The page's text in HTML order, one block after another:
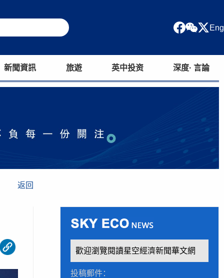
Eng
新聞資訊 旅遊 英中投资 深度· 言論
返回
歡迎瀏覽閱讀星空經濟新聞華文網
投稿郵件：